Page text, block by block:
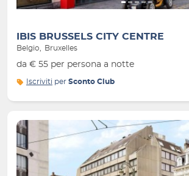
IBIS BRUSSELS CITY CENTRE
Belgio Bruxelles
da € 55 per persona a notte
Iscriviti per Sconto Club